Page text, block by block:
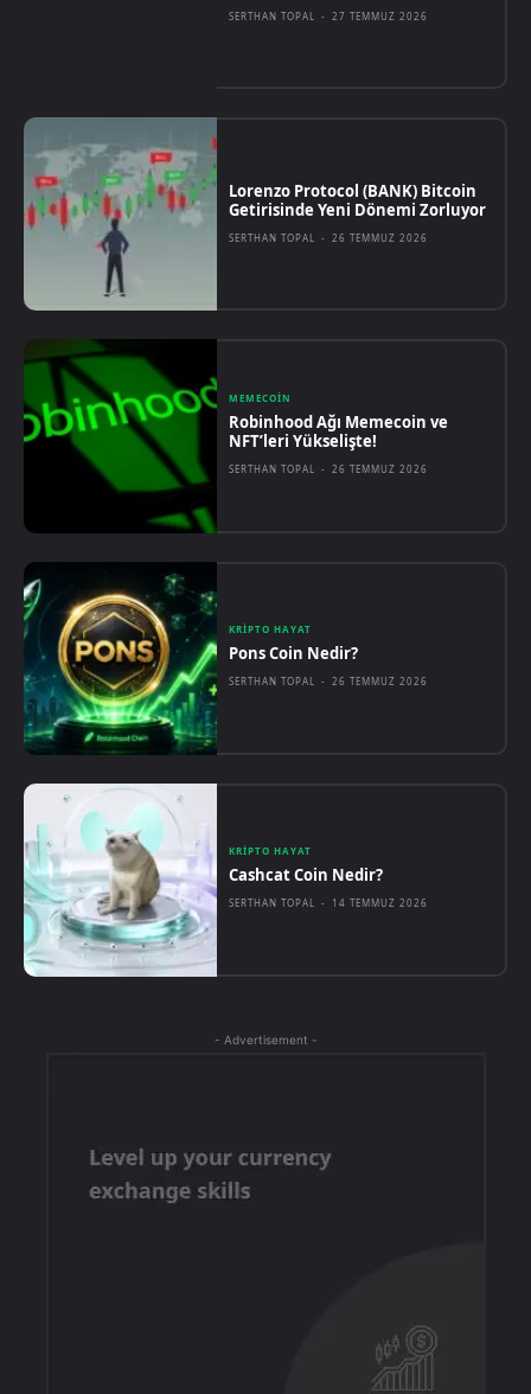
SERTHAN TOPAL - 27 TEMMUZ 2026
Lorenzo Protocol (BANK) Bitcoin
Getirisinde Yeni Dönemi Zorluyor
SERTHAN TOPAL - 26 TEMMUZ 2026
MEMECOIN
Robinhood Ağı Memecoin ve
NFT’leri Yükselişte!
SERTHAN TOPAL - 26 TEMMUZ 2026
KRIPTO HAYAT
Pons Coin Nedir?
SERTHAN TOPAL - 26 TEMMUZ 2026
KRIPTO HAYAT
Cashcat Coin Nedir?
SERTHAN TOPAL - 14 TEMMUZ 2026
- Advertisement -